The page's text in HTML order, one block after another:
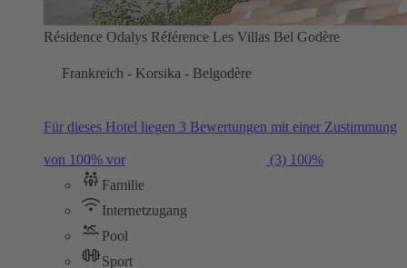
Résidence Odalys Référence Les Villas Bel Godère
Frankreich - Korsika - Belgodère
Für dieses Hotel liegen 3 Bewertungen mit einer Zustimmung
von 100% vor (3) 100%
Familie
Internetzugang
Pool
Sport